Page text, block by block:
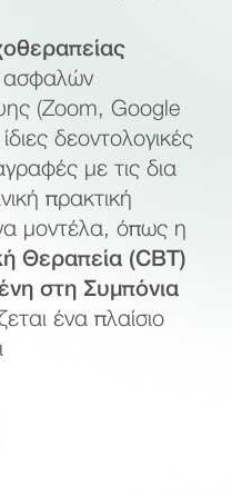
ασφαλών
(Zoom, Google
δεοντολογικές
με τις δια
πρακτική
μοντέλα, όπως η
Θεραπεία (CBT)
στη Συμπόνια
ένα πλαίσιο